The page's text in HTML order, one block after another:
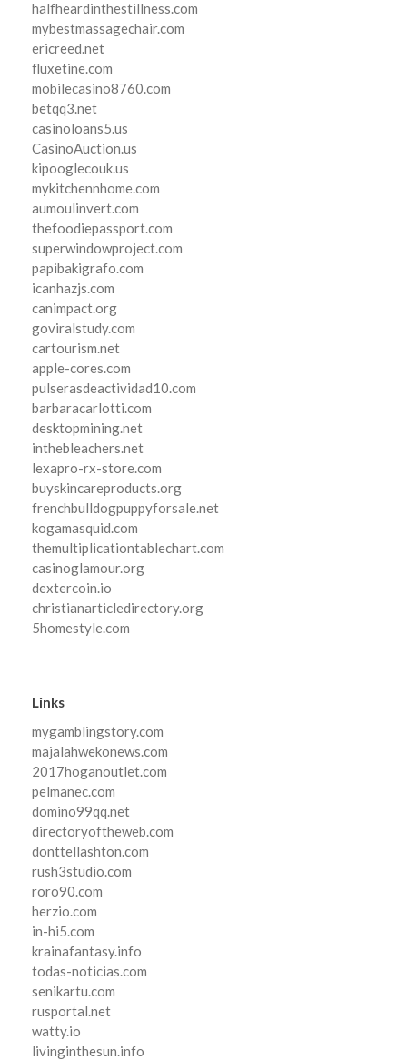
halfheardinthestillness.com
mybestmassagechair.com
ericreed.net
fluxetine.com
mobilecasino8760.com
betqq3.net
casinoloans5.us
CasinoAuction.us
kipooglecouk.us
mykitchennhome.com
aumoulinvert.com
thefoodiepassport.com
superwindowproject.com
papibakigrafo.com
icanhazjs.com
canimpact.org
goviralstudy.com
cartourism.net
apple-cores.com
pulserasdeactividad10.com
barbaracarlotti.com
desktopmining.net
inthebleachers.net
lexapro-rx-store.com
buyskincareproducts.org
frenchbulldogpuppyforsale.net
kogamasquid.com
themultiplicationtablechart.com
casinoglamour.org
dextercoin.io
christianarticledirectory.org
5homestyle.com
Links
mygamblingstory.com
majalahwekonews.com
2017hoganoutlet.com
pelmanec.com
domino99qq.net
directoryoftheweb.com
donttellashton.com
rush3studio.com
roro90.com
herzio.com
in-hi5.com
krainafantasy.info
todas-noticias.com
senikartu.com
rusportal.net
watty.io
livinginthesun.info